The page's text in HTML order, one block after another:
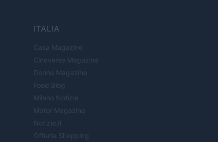
ITALIA
Casa Magazine
Cineverse Magazine
Donne Magazine
Food Blog
Milano Notizie
Motor Magazine
Notizie.it
Offerte Shopping